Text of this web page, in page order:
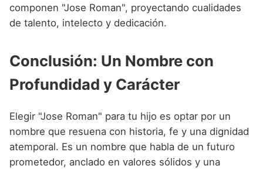
componen "Jose Roman", proyectando cualidades
de talento, intelecto y dedicación.
Conclusión: Un Nombre con
Profundidad y Carácter
Elegir "Jose Roman" para tu hijo es optar por un
nombre que resuena con historia, fe y una dignidad
atemporal. Es un nombre que habla de un futuro
prometedor, anclado en valores sólidos y una